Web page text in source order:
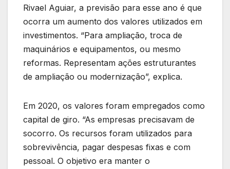
Rivael Aguiar, a previsão para esse ano é que
ocorra um aumento dos valores utilizados em
investimentos. “Para ampliação, troca de
maquinários e equipamentos, ou mesmo
reformas. Representam ações estruturantes
de ampliação ou modernização”, explica.
Em 2020, os valores foram empregados como
capital de giro. “As empresas precisavam de
socorro. Os recursos foram utilizados para
sobrevivência, pagar despesas fixas e com
pessoal. O objetivo era manter o